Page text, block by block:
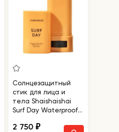
Солнцезащитный
стик для лица и
тела Shaishaishai
Surf Day Waterproof
PA++++
2 750₽